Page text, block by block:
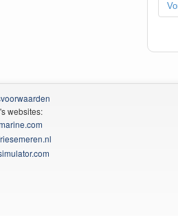
websites: